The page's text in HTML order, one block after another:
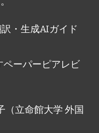
・生成AIガイド
ーパーピアレビ
（立命館大学 外国